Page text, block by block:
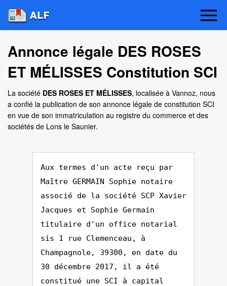
Annonce légale DES ROSES
ET MÉLISSES Constitution SCI
La société DES ROSES ET MÉLISSES, localisée à Vannoz, nous
a confié la publication de son annonce légale de constitution SCI
en vue de son immatriculation au registre du commerce et des
sociétés de Lons le Saunier.
Aux termes d'un acte reçu par
Maître GERMAIN Sophie notaire
associé de la société SCP Xavier
Jacques et Sophie Germain
titulaire d'un office notarial
sis 1 rue Clemenceau, à
Champagnole, 39300, en date du
30 décembre 2017, il a été
constitué une SCI à capital